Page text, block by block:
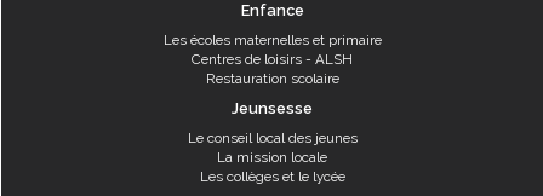
Enfance
Les écoles maternelles et primaire
Centres de loisirs - ALSH
Restauration scolaire
Jeunsesse
Le conseil local des jeunes
La mission locale
Les collèges et le lycée